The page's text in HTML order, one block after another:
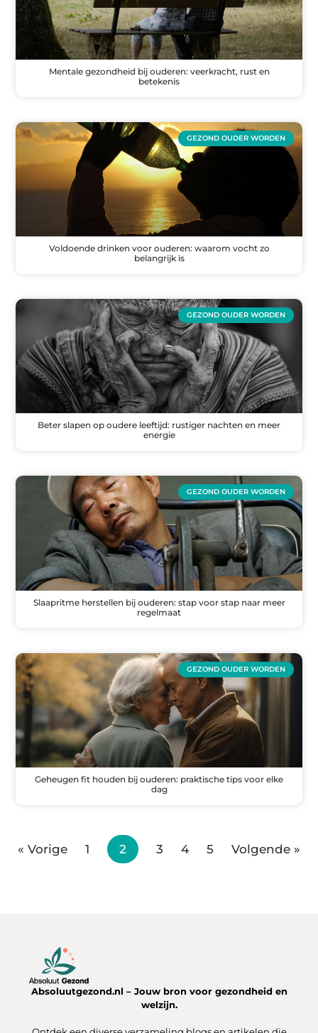
Mentale gezondheid bij ouderen: veerkracht, rust en
betekenis
GEZOND OUDER WORDEN
Voldoende drinken voor ouderen: waarom vocht zo
belangrijk is
GEZOND OUDER WORDEN
Beter slapen op oudere leeftijd: rustiger nachten en meer
energie
GEZOND OUDER WORDEN
Slaapritme herstellen bij ouderen: stap voor stap naar meer
regelmaat
GEZOND OUDER WORDEN
Geheugen fit houden bij ouderen: praktische tips voor elke
dag
« Vorige 1 2 3 4 5 Volgende »
Absoluutgezond.nl – Jouw bron voor gezondheid en
welzijn.